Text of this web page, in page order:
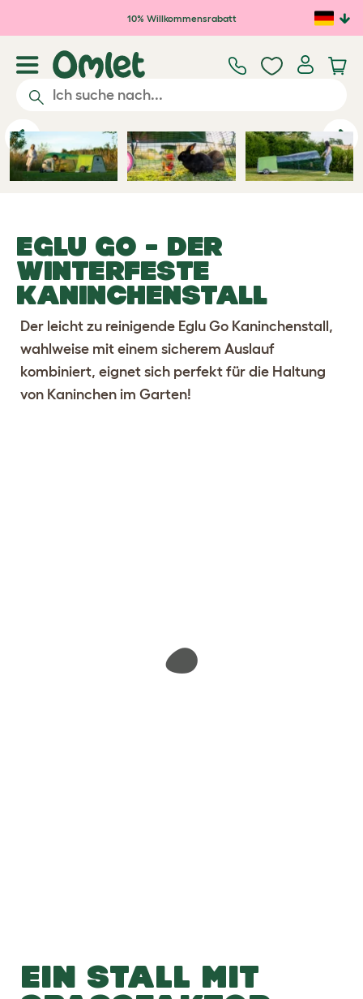
Zum Hauptinhalt springen
10% Willkommensrabatt
Previous
EGLU GO - DER
WINTERFESTE
KANINCHENSTALL
Der leicht zu reinigende Eglu Go Kaninchenstall,
wahlweise mit einem sicherem Auslauf
kombiniert, eignet sich perfekt für die Haltung
von Kaninchen im Garten!
EIN STALL MIT